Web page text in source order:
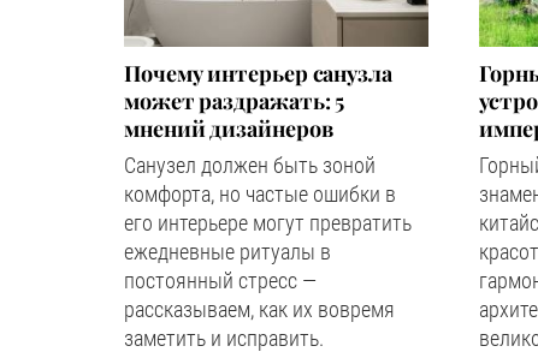
Почему интерьер санузла
может раздражать: 5
мнений дизайнеров
Санузел должен быть зоной
комфорта, но частые ошибки в
его интерьере могут превратить
ежедневные ритуалы в
постоянный стресс —
рассказываем, как их вовремя
заметить и исправить.